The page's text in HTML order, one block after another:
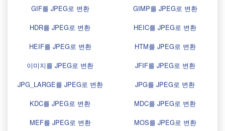
GIF를 JPEG로 변환
GIMP를 JPEG로 변환
HDR를 JPEG로 변환
HEIC를 JPEG로 변환
HEIF를 JPEG로 변환
HTM를 JPEG로 변환
이미지를 JPEG로 변환
JFIF를 JPEG로 변환
JPG_LARGE를 JPEG로 변환
JPG를 JPEG로 변환
KDC를 JPEG로 변환
MDC를 JPEG로 변환
MEF를 JPEG로 변환
MOS를 JPEG로 변환